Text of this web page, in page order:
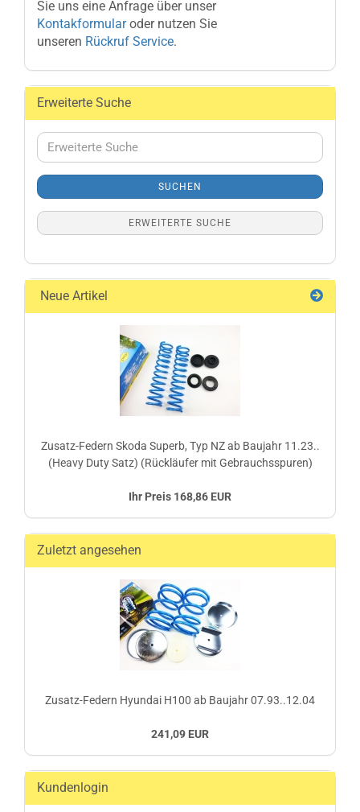
Sie uns eine Anfrage über unser
Kontakformularoder nutzen Sie
unseren Rückruf Service.
Erweiterte Suche
Erweiterte
Suche
SUCHEN
ERWEITERTE SUCHE
Neue Artikel
Zusatz-Federn Skoda Superb, Typ NZ ab Baujahr 11.23..
(Heavy Duty Satz) (Rückläufer mit Gebrauchsspuren)
Ihr Preis 168,86 EUR
Zuletzt angesehen
Zusatz-Federn Hyundai H100 ab Baujahr 07.93..12.04
241,09 EUR
Kundenlogin